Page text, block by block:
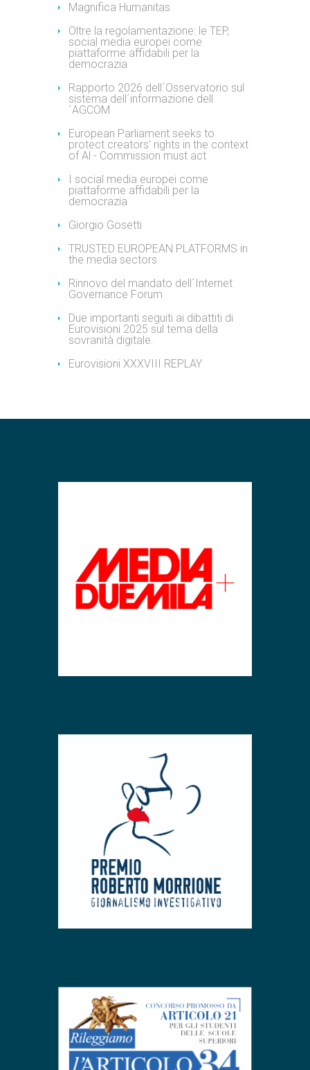
Magnifica Humanitas
Oltre la regolamentazione: le TEP,
social media europei come
piattaforme affidabili per la
democrazia
Rapporto 2026 dell´Osservatorio sul
sistema dell´informazione dell
´AGCOM
European Parliament seeks to
protect creators' rights in the context
of Al - Commission must act
I social media europei come
piattaforme affidabili per la
democrazia
Giorgio Gosetti
TRUSTED EUROPEAN PLATFORMS in
the media sectors
Rinnovo del mandato dell´Internet
Governance Forum
Due importanti seguiti ai dibattiti di
Eurovisioni 2025 sul tema della
sovranità digitale.
Eurovisioni XXXVIII REPLAY